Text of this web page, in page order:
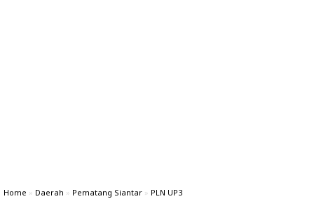
Home » Daerah » Pematang Siantar » PLN UP3